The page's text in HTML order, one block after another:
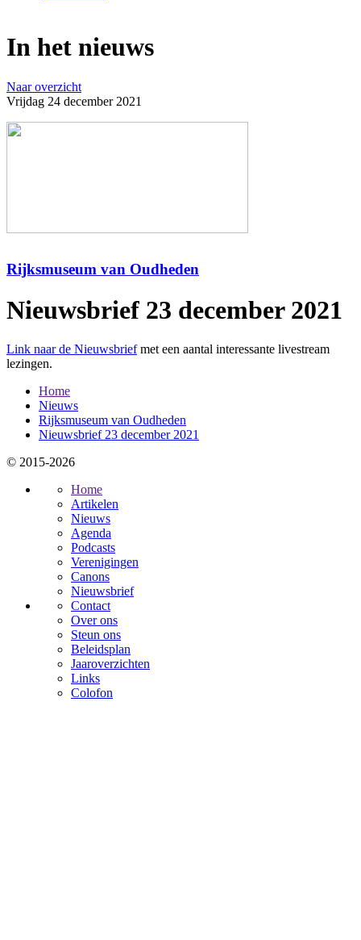
In het nieuws
Naar overzicht
Vrijdag 24 december 2021
Rijksmuseum van Oudheden
Nieuwsbrief 23 december 2021
Link naar de Nieuwsbriefmet een aantal interessante livestream
lezingen.
Home
Nieuws
Rijksmuseum van Oudheden
Nieuwsbrief 23 december 2021
© 2015-2026
Home
Artikelen
Nieuws
Agenda
Podcasts
Verenigingen
Canons
Nieuwsbrief
Contact
Over ons
Steun ons
Beleidsplan
Jaaroverzichten
Links
Colofon